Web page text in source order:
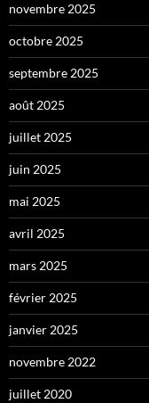
novembre 2025
octobre 2025
septembre 2025
août 2025
juillet 2025
juin 2025
mai 2025
avril 2025
mars 2025
février 2025
janvier 2025
novembre 2022
juillet 2020